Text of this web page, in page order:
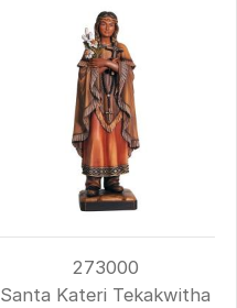
273000
Santa Kateri Tekakwitha